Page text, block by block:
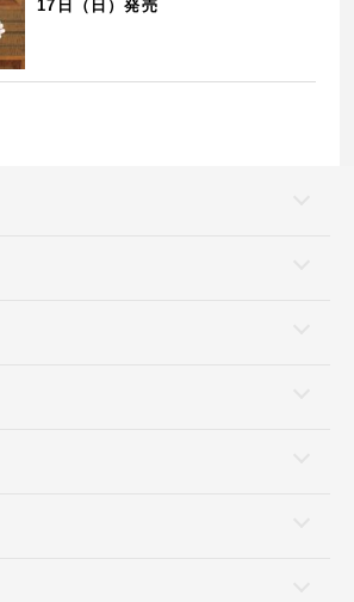
17日（日）発売